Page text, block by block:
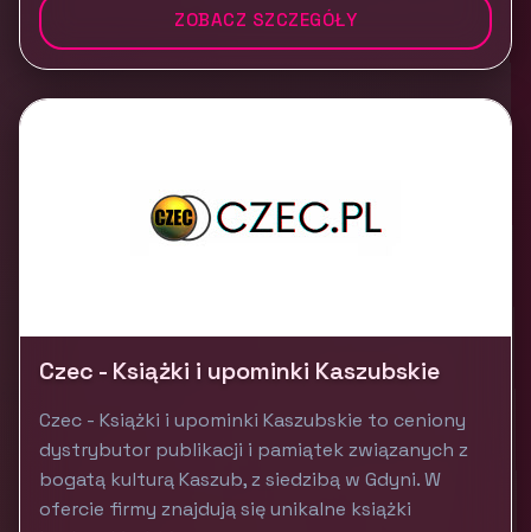
ZOBACZ SZCZEGÓŁY
Czec - Książki i upominki Kaszubskie
Czec - Książki i upominki Kaszubskie to ceniony
dystrybutor publikacji i pamiątek związanych z
bogatą kulturą Kaszub, z siedzibą w Gdyni. W
ofercie firmy znajdują się unikalne książki